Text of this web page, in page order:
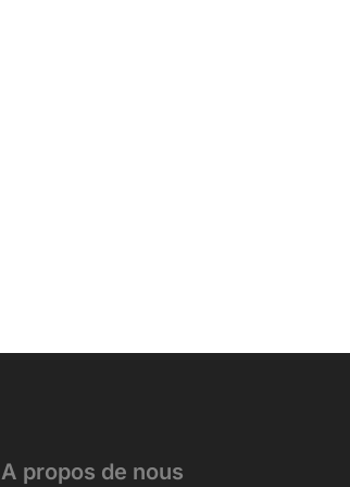
A propos de nous